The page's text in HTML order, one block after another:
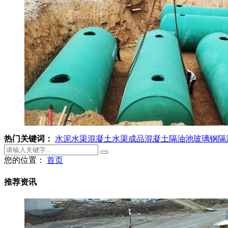
热门关键词： 水泥水渠混凝土水渠成品混凝土隔油池玻璃钢隔
您的位置： 首页
推荐资讯